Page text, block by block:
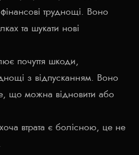
труднощі. Воно
та шукати нові
почуття шкоди,
з відпусканням. Воно
що можна відновити або
втрата є болісною, це не